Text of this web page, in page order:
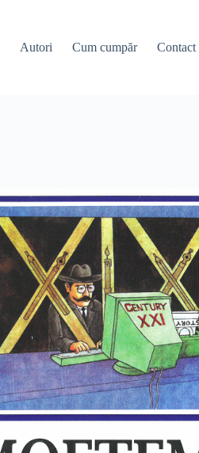
Autori Cum cumpăr Contact